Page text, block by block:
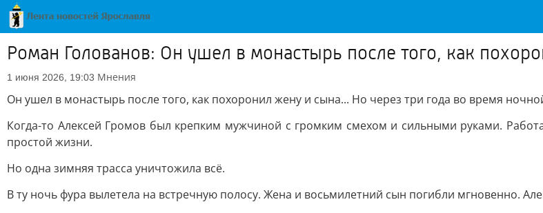
Роман Голованов: Он ушел в монастырь после того, как
1 июня 2026, 19:03 Мнения
Он ушел в монастырь после того, как похоронил жену и сына... Но через три года во время
Когда-то Алексей Громов был крепким мужчиной с громким смехом и сильными руками.
простой жизни.
Но одна зимняя трасса уничтожила всё.
В ту ночь фура вылетела на встречную полосу. Жена и восьмилетний сын погибли мгновенно.